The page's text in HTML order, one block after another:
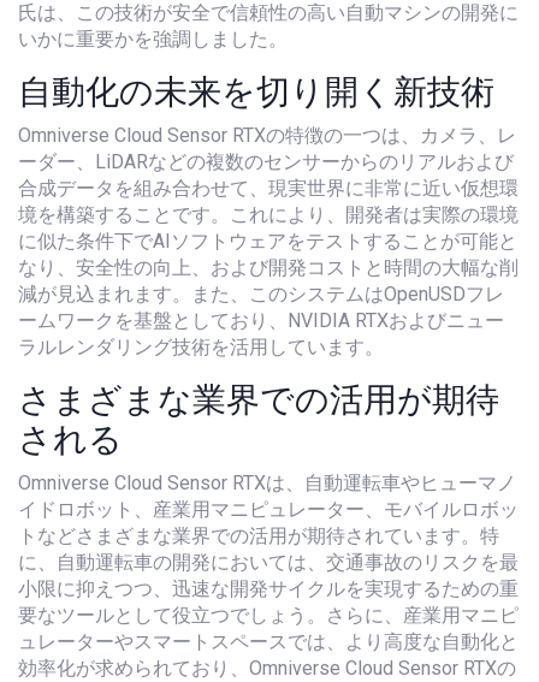
氏は、この技術が安全で信頼性の高い自動マシンの開発に
いかに重要かを強調しました。
自動化の未来を切り開く新技術
Omniverse Cloud Sensor RTXの特徴の一つは、カメラ、レ
ーダー、LiDARなどの複数のセンサーからのリアルおよび
合成データを組み合わせて、現実世界に非常に近い仮想環
境を構築することです。これにより、開発者は実際の環境
に似た条件下でAIソフトウェアをテストすることが可能と
なり、安全性の向上、および開発コストと時間の大幅な削
減が見込まれます。また、このシステムはOpenUSDフレ
ームワークを基盤としており、NVIDIA RTXおよびニュー
ラルレンダリング技術を活用しています。
さまざまな業界での活用が期待
される
Omniverse Cloud Sensor RTXは、自動運転車やヒューマノ
イドロボット、産業用マニピュレーター、モバイルロボッ
トなどさまざまな業界での活用が期待されています。特
に、自動運転車の開発においては、交通事故のリスクを最
小限に抑えつつ、迅速な開発サイクルを実現するための重
要なツールとして役立つでしょう。さらに、産業用マニピ
ュレーターやスマートスペースでは、より高度な自動化と
効率化が求められており、Omniverse Cloud Sensor RTXの